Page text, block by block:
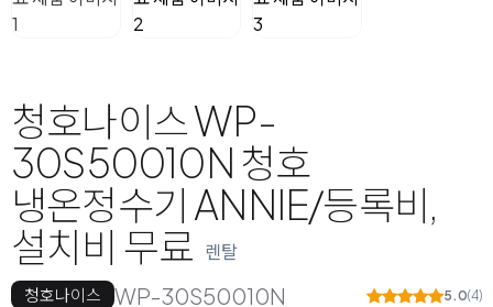
청호나이스 WP-
30S50010N 청호
냉온정수기 ANNIE/등록비,
설치비 무료 렌탈
청호나이스 WP-30S50010N 5.0(4)